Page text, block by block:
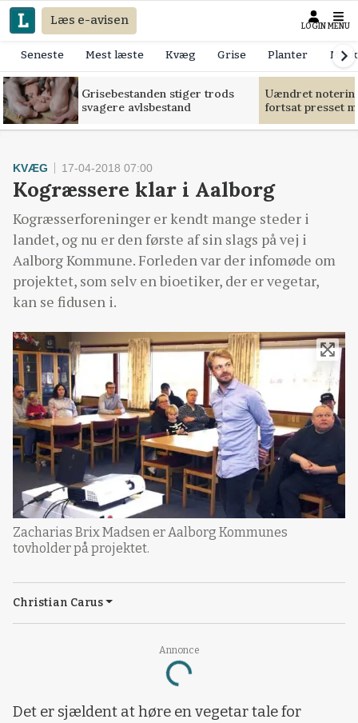
Læs e-avisen LOGIN MENU
Seneste Mest læste Kvæg Grise Planter
Grisebestanden stiger trods
svagere avlsbestand
Uændret
fortsat presset
Annonce
Loading...
KVÆG 17-04-2018 07:00
Kogræssere klar i Aalborg
Kogræsserforeninger er kendt mange steder i
landet, og nu er den første af sin slags på vej i
Aalborg Kommune. Forleden var der infomøde om
projektet, som selv en bioetiker, der er vegetar,
kan se fidusen i.
Zacharias Brix Madsen er Aalborg Kommunes
tovholder på projektet.
Christian Carus
Det er sjældent at høre en vegetar tale for